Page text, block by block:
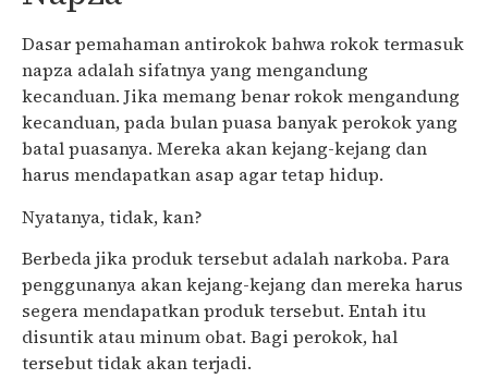
Dasar pemahaman antirokok bahwa rokok termasuk
napza adalah sifatnya yang mengandung
kecanduan. Jika memang benar rokok mengandung
kecanduan, pada bulan puasa banyak perokok yang
batal puasanya. Mereka akan kejang-kejang dan
harus mendapatkan asap agar tetap hidup.
Nyatanya, tidak, kan?
Berbeda jika produk tersebut adalah narkoba. Para
penggunanya akan kejang-kejang dan mereka harus
segera mendapatkan produk tersebut. Entah itu
disuntik atau minum obat. Bagi perokok, hal
tersebut tidak akan terjadi.